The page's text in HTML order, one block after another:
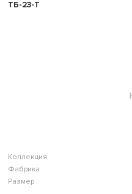
ТБ-23-Т
Коллекция
Фабрика
Размер